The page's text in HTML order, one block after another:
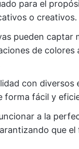
para el
o creativos.
pueden captar
de colores
con diversos
forma fácil y
a la
que